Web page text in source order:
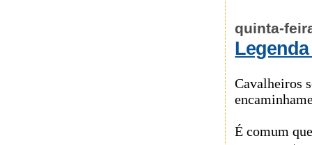
quinta-
Cavalheiros
É comum